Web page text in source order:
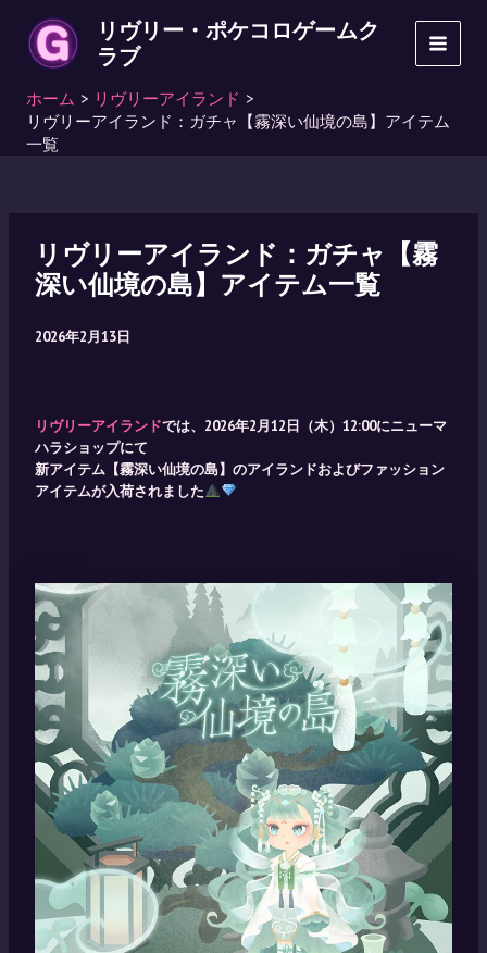
リヴリー・ポケコロゲームク
ラブ
ホーム
リヴリーアイランド
リヴリーアイランド：ガチャ【霧深い仙境の島】アイテム
一覧
リヴリーアイランド：ガチャ【霧
深い仙境の島】アイテム一覧
2026年2月13日
リヴリーアイランドでは、2026年2月12日（木）12:00にニューマ
ハラショップにて
新アイテム【霧深い仙境の島】のアイランドおよびファッション
アイテムが入荷されました